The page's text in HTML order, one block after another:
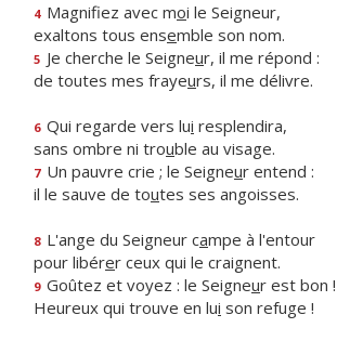
4 Magnifiez avec moi le Seigneur,
exaltons tous ensemble son nom.
5 Je cherche le Seigneur, il me répond :
de toutes mes frayeurs, il me délivre.
6 Qui regarde vers lui resplendira,
sans ombre ni trouble au visage.
7 Un pauvre crie ; le Seigneur entend :
il le sauve de toutes ses angoisses.
8 L'ange du Seigneur campe à l'entour
pour libérer ceux qui le craignent.
9 Goûtez et voyez : le Seigneur est bon !
Heureux qui trouve en lui son refuge !